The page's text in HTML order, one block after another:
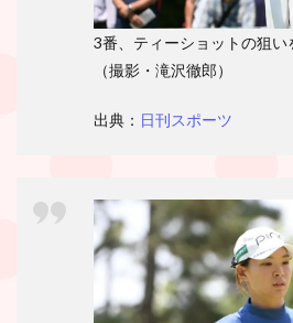
3番、ティーショットの狙
（撮影・滝沢徹郎）
出典： 日刊スポーツ